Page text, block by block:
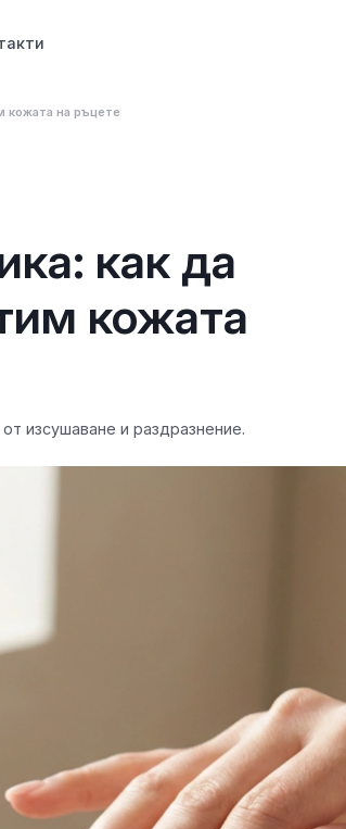
кожата на ръцете
как да
кожата
изсушаване и раздразнение.